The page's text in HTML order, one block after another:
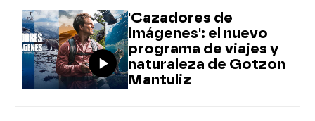
'Cazadores de
imágenes': el nuevo
programa de viajes y
naturaleza de Gotzon
Mantuliz